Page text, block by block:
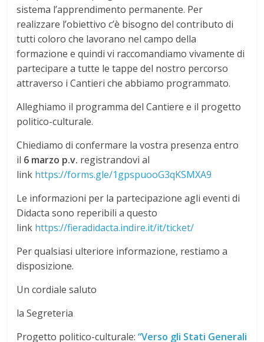
sistema l’apprendimento permanente. Per
realizzare l’obiettivo c’è bisogno del contributo di
tutti coloro che lavorano nel campo della
formazione e quindi vi raccomandiamo vivamente di
partecipare a tutte le tappe del nostro percorso
attraverso i Cantieri che abbiamo programmato.
Alleghiamo il programma del Cantiere e il progetto
politico-culturale.
Chiediamo di confermare la vostra presenza entro
il 6 marzo p.v. registrandovi al
link https://forms.gle/1gpspuooG3qKSMXA9
Le informazioni per la partecipazione agli eventi di
Didacta sono reperibili a questo
link https://fieradidacta.indire.it/it/ticket/
Per qualsiasi ulteriore informazione, restiamo a
disposizione.
Un cordiale saluto
la Segreteria
Progetto politico-culturale:“Verso gli Stati Generali